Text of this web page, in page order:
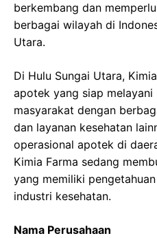
berkembang dan
berbagai wilayah di
Utara.
Di Hulu Sungai Utara,
apotek yang siap melayani
masyarakat dengan
dan layanan kesehatan
operasional apotek di
Kimia Farma sedang
yang memiliki
industri kesehatan.
Nama Perusahaan